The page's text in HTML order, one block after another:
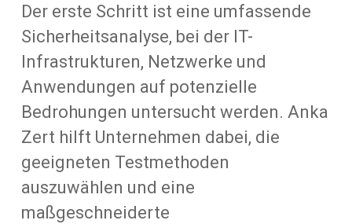
Der erste Schritt ist eine umfassende
Sicherheitsanalyse, bei der IT-
Infrastrukturen, Netzwerke und
Anwendungen auf potenzielle
Bedrohungen untersucht werden. Anka
Zert hilft Unternehmen dabei, die
geeigneten Testmethoden
auszuwählen und eine
maßgeschneiderte